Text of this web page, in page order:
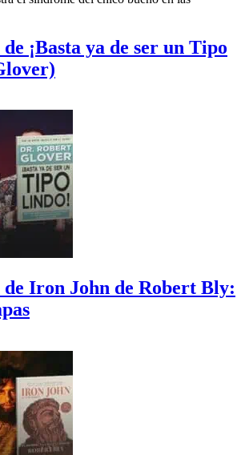
¡Basta ya de ser un Tipo
de Iron John de Robert Bly: